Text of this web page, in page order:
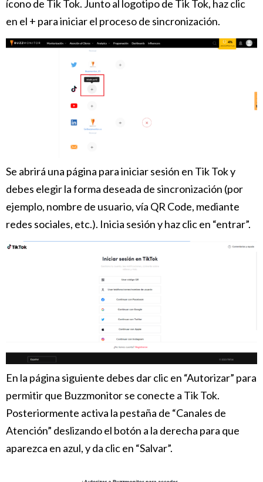
ícono de Tik Tok. Junto al logotipo de Tik Tok, haz clic
en el + para iniciar el proceso de sincronización.
Se abrirá una página para iniciar sesión en Tik Tok y
debes elegir la forma deseada de sincronización (por
ejemplo, nombre de usuario, vía QR Code, mediante
redes sociales, etc.). Inicia sesión y haz clic en “entrar”.
En la página siguiente debes dar clic en “Autorizar” para
permitir que Buzzmonitor se conecte a Tik Tok.
Posteriormente activa la pestaña de “Canales de
Atención” deslizando el botón a la derecha para que
aparezca en azul, y da clic en “Salvar”.